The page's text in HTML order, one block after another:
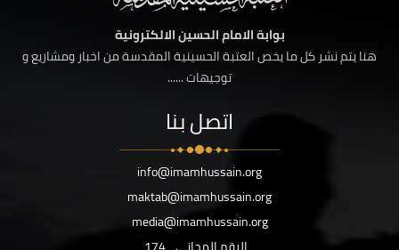
بوابة الامام الحسين الالكترونية
هنا يتم نشر كل ما يخص العتبة الحسينية المقدسة من اخبار ومشاريع و
توجيهات ......
اتصل بنا
info@imamhussain.org
maktab@imamhussain.org
media@imamhussain.org